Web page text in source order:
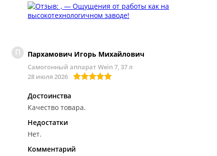
П Пархамович Игорь Михайлович
Самогонный аппарат Wein 7, 37 л
28 июля 2026
Достоинства
Качество товара.
Недостатки
Нет.
Комментарий